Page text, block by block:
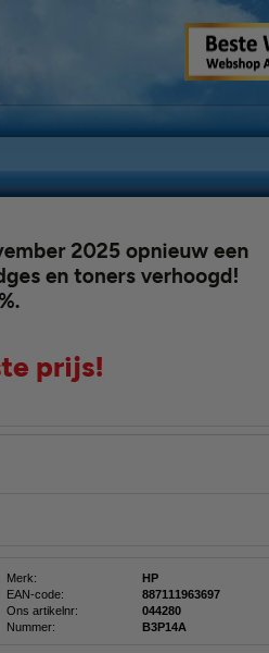
Merk:
HP
EAN-code:
887111963697
Ons artikelnr:
044280
Nummer: B3P14A